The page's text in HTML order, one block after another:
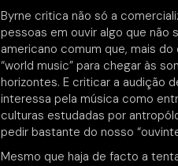
Byrne critica não só a
pessoas em ouvir algo que não
americano comum que, mais
“world music” para chegar às
horizontes. E criticar a audição
interessa pela música como
culturas estudadas por
pedir bastante do nosso
Mesmo que haja de facto a